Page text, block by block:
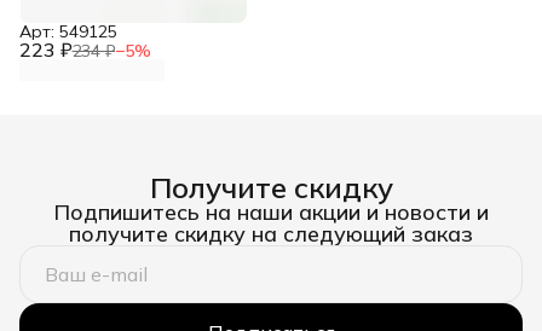
223 ₽234 ₽−5%
Арт: 549125
Получите скидку
Подпишитесь на наши акции и новости и
получите скидку на следующий заказ